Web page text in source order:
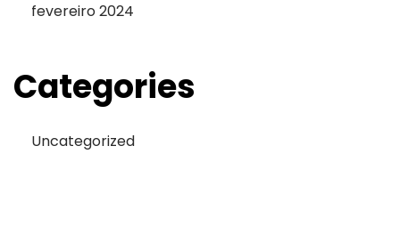
fevereiro 2024
Categories
Uncategorized